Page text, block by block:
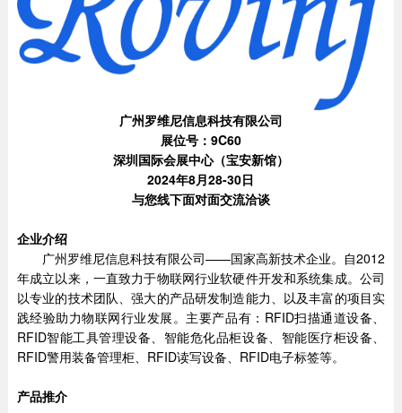
广州罗维尼信息科技有限公司
展位号：9C60
深圳国际会展中心（宝安新馆）
2024年8月28-30日
与您线下面对面交流洽谈
企业介绍
广州罗维尼信息科技有限公司——国家高新技术企业。自2012
年成立以来，一直致力于物联网行业软硬件开发和系统集成。公司
以专业的技术团队、强大的产品研发制造能力、以及丰富的项目实
践经验助力物联网行业发展。主要产品有：RFID扫描通道设备、
RFID智能工具管理设备、智能危化品柜设备、智能医疗柜设备、
RFID警用装备管理柜、RFID读写设备、RFID电子标签等。
产品推介